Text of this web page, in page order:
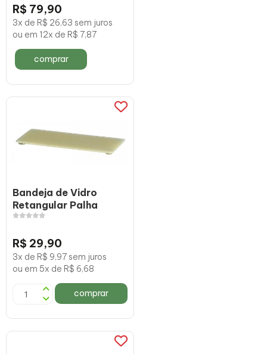
R$ 79,90
3x de R$ 26,63 sem juros
ou em 12x de R$ 7,87
comprar
Bandeja de Vidro
Retangular Palha
R$ 29,90
3x de R$ 9,97 sem juros
ou em 5x de R$ 6,68
comprar